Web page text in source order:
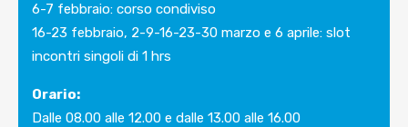
6-7 febbraio: corso condiviso
16-23 febbraio, 2-9-16-23-30 marzo e 6 aprile: slot
incontri singoli di 1 hrs
Orario:
Dalle 08.00 alle 12.00 e dalle 13.00 alle 16.00